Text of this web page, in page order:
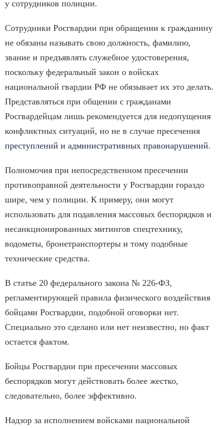
у сотрудников полиции.
Сотрудники Росгвардии при обращении к гражданину
не обязаны называть свою должность, фамилию,
звание и предъявлять служебное удостоверения,
поскольку федеральный закон о войсках
национальной гвардии РФ не обязывает их это делать.
Представляться при общении с гражданами
Росгвардейцам лишь рекомендуется для недопущения
конфликтных ситуаций, но не в случае пресечения
преступлений и административных правонарушений.
Полномочия при непосредственном пресечении
противоправной деятельности у Росгвардии гораздо
шире, чем у полиции. К примеру, они могут
использовать для подавления массовых беспорядков и
несанкционированных митингов спецтехнику,
водометы, бронетранспортеры и тому подобные
технические средства.
В статье 20 федерального закона № 226-ФЗ,
регламентирующей правила физического воздействия
бойцами Росгвардии, подобной оговорки нет.
Специально это сделано или нет неизвестно, но факт
остается фактом.
Бойцы Росгвардии при пресечении массовых
беспорядков могут действовать более жестко,
следовательно, более эффективно.
Надзор за исполнением войсками национальной